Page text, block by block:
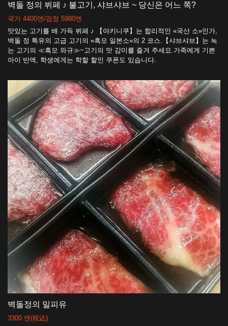
벽돌 정의 뷔페 ♪ 불고기, 샤브샤브 ~ 당신은 어느 쪽?
국가 4400엔/검정 5980엔
맛있는 고기를 배 가득 뷔페 ♪ 【야키니쿠】는 합리적인 «국산 소»인가,
벽돌 정 특유의 고급 고기의 «흑모 일본소»의 2 코스.【샤브샤브】는 녹
는 고기의 ≪흑모 와규≫~고기의 맛 감미를 즐겨 주세요.가족에게 기쁜
아이 반액, 학생에게는 학할 할인 쿠폰도 있습니다.
벽돌정의 밀피유
3300 엔(税込)